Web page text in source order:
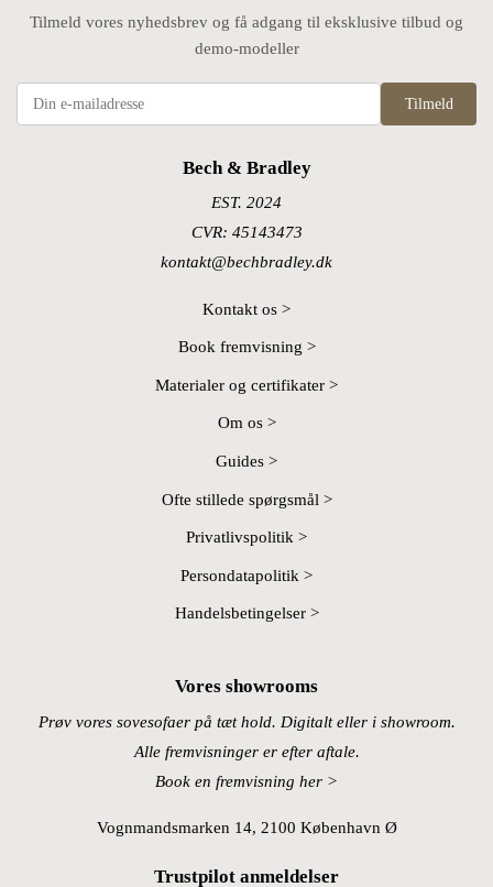
Tilmeld vores nyhedsbrev og få adgang til eksklusive tilbud og
demo-modeller
Tilmeld
Bech & Bradley
EST. 2024
CVR: 45143473
kontakt@bechbradley.dk
Kontakt os >
Book fremvisning >
Materialer og certifikater >
Om os >
Guides >
Ofte stillede spørgsmål >
Privatlivspolitik >
Persondatapolitik >
Handelsbetingelser >
Vores showrooms
Prøv vores sovesofaer på tæt hold. Digitalt eller i showroom.
Alle fremvisninger er efter aftale.
Book en fremvisning her >
Vognmandsmarken 14, 2100 København Ø
Trustpilot anmeldelser